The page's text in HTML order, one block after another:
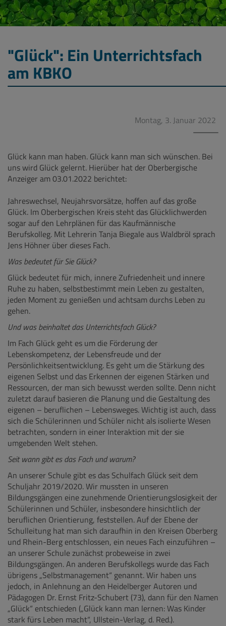
"Glück": Ein Unterrichtsfach
am KBKO
Montag, 3. Januar 2022
Glück kann man haben. Glück kann man sich wünschen. Bei
uns wird Glück gelernt. Hierüber hat der Oberbergische
Anzeiger am 03.01.2022 berichtet:
Jahreswechsel, Neujahrsvorsätze, hoffen auf das große
Glück. Im Oberbergischen Kreis steht das Glücklichwerden
sogar auf den Lehrplänen für das Kaufmännische
Berufskolleg. Mit Lehrerin Tanja Biegale aus Waldbröl sprach
Jens Höhner über dieses Fach.
Was bedeutet für Sie Glück?
Glück bedeutet für mich, innere Zufriedenheit und innere
Ruhe zu haben, selbstbestimmt mein Leben zu gestalten,
jeden Moment zu genießen und achtsam durchs Leben zu
gehen.
Und was beinhaltet das Unterrichtsfach Glück?
Im Fach Glück geht es um die Förderung der
Lebenskompetenz, der Lebensfreude und der
Persönlichkeitsentwicklung. Es geht um die Stärkung des
eigenen Selbst und das Erkennen der eigenen Stärken und
Ressourcen, der man sich bewusst werden sollte. Denn nicht
zuletzt darauf basieren die Planung und die Gestaltung des
eigenen – beruflichen – Lebensweges. Wichtig ist auch, dass
sich die Schülerinnen und Schüler nicht als isolierte Wesen
betrachten, sondern in einer Interaktion mit der sie
umgebenden Welt stehen.
Seit wann gibt es das Fach und warum?
An unserer Schule gibt es das Schulfach Glück seit dem
Schuljahr 2019/2020. Wir mussten in unseren
Bildungsgängen eine zunehmende Orientierungslosigkeit der
Schülerinnen und Schüler, insbesondere hinsichtlich der
beruflichen Orientierung, feststellen. Auf der Ebene der
Schulleitung hat man sich daraufhin in den Kreisen Oberberg
und Rhein-Berg entschlossen, ein neues Fach einzuführen –
an unserer Schule zunächst probeweise in zwei
Bildungsgängen. An anderen Berufskollegs wurde das Fach
übrigens „Selbstmanagement“ genannt. Wir haben uns
jedoch, in Anlehnung an den Heidelberger Autoren und
Pädagogen Dr. Ernst Fritz-Schubert (73), dann für den Namen
„Glück“ entschieden („Glück kann man lernen: Was Kinder
stark fürs Leben macht“, Ullstein-Verlag, d. Red.).